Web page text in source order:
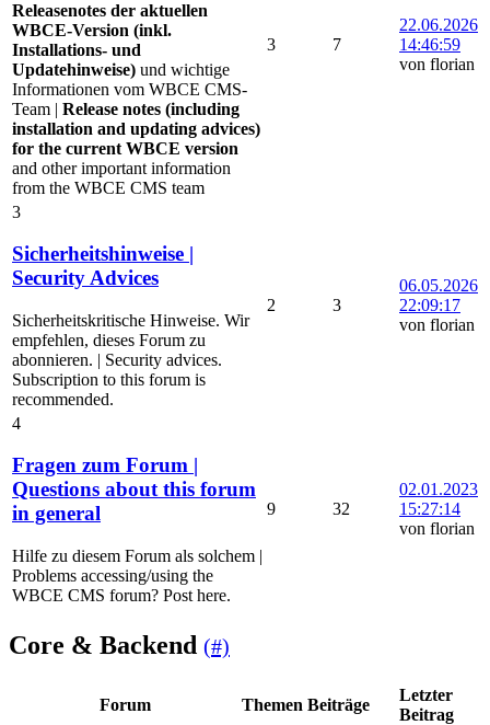
Releasenotes der aktuellen
WBCE-Version (inkl.
Installations- und
Updatehinweise) und wichtige
Informationen vom WBCE CMS-
Team | Release notes (including
installation and updating advices)
for the current WBCE version
and other important information
from the WBCE CMS team
3 7
22.06.2026
14:46:59
von florian
3
Sicherheitshinweise |
Security Advices
Sicherheitskritische Hinweise. Wir
empfehlen, dieses Forum zu
abonnieren. | Security advices.
Subscription to this forum is
recommended.
2 3
06.05.2026
22:09:17
von florian
4
Fragen zum Forum |
Questions about this forum
in general
Hilfe zu diesem Forum als solchem |
Problems accessing/using the
WBCE CMS forum? Post here.
9 32
02.01.2023
15:27:14
von florian
Core & Backend (#)
Forum Themen Beiträge
Letzter
Beitrag